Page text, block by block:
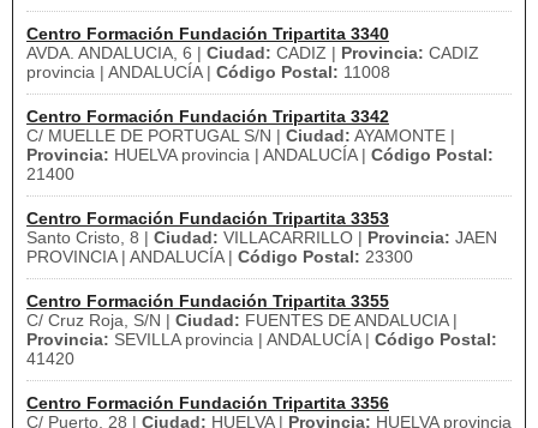
Centro Formación Fundación Tripartita 3340
AVDA. ANDALUCIA, 6 | Ciudad: CADIZ | Provincia: CADIZ
provincia | ANDALUCÍA | Código Postal: 11008
Centro Formación Fundación Tripartita 3342
C/ MUELLE DE PORTUGAL S/N | Ciudad: AYAMONTE |
Provincia: HUELVA provincia | ANDALUCÍA | Código Postal:
21400
Centro Formación Fundación Tripartita 3353
Santo Cristo, 8 | Ciudad: VILLACARRILLO | Provincia: JAEN
PROVINCIA | ANDALUCÍA | Código Postal: 23300
Centro Formación Fundación Tripartita 3355
C/ Cruz Roja, S/N | Ciudad: FUENTES DE ANDALUCIA |
Provincia: SEVILLA provincia | ANDALUCÍA | Código Postal:
41420
Centro Formación Fundación Tripartita 3356
C/ Puerto, 28 | Ciudad: HUELVA | Provincia: HUELVA provincia